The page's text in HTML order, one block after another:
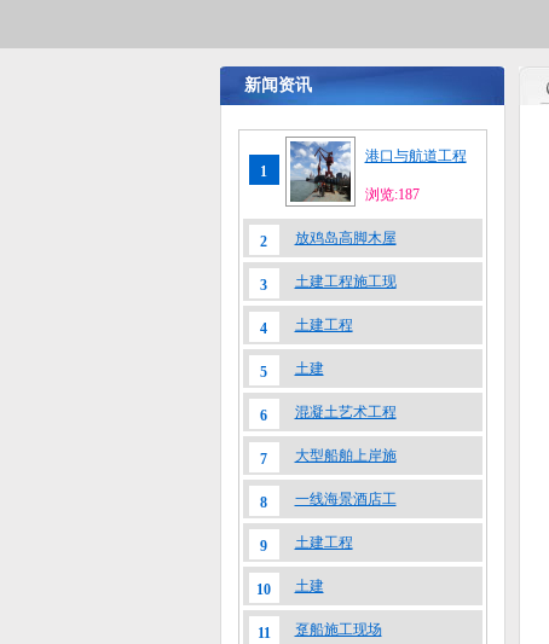
新闻资讯
1
港口与航道工程
浏览:187
2 放鸡岛高脚木屋
3 土建工程施工现
4 土建工程
5 土建
6 混凝土艺术工程
7 大型船舶上岸施
8 一线海景酒店工
9 土建工程
10 土建
11 趸船施工现场